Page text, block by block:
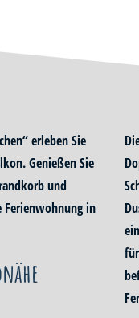
erleben Sie
Genießen Sie
und
Ferienwohnung in